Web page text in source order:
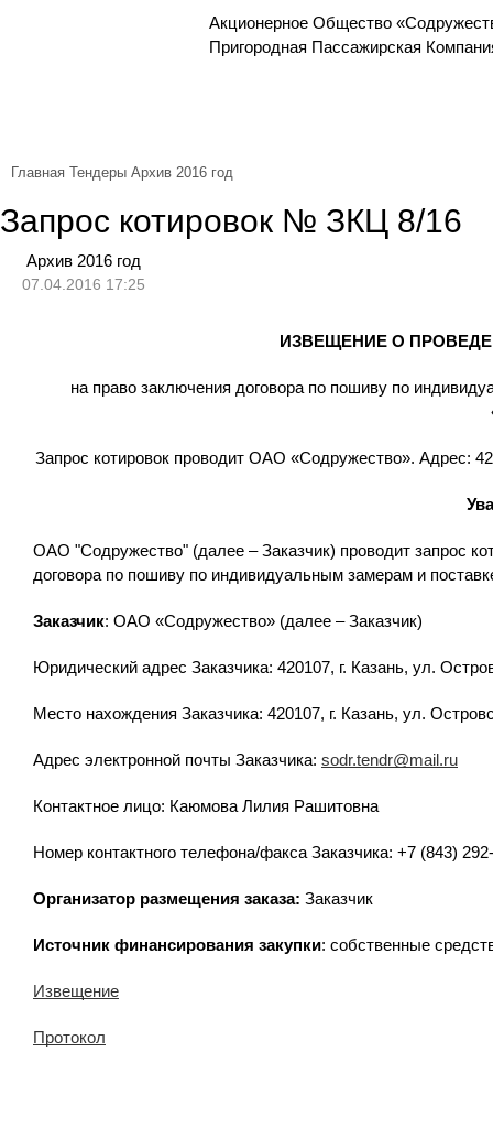
Акционерное Общество
Пригородная Пассажирская
Главная Тендеры Архив 2016 год
Запрос котировок № ЗКЦ 8/16
Архив 2016 год
07.04.2016 17:25
ИЗВЕЩЕНИЕ О
на право заключения договора по пошиву по
Запрос котировок проводит ОАО «Содружество». Адрес:
ОАО "Содружество" (далее – Заказчик) проводит запрос
договора по пошиву по индивидуальным замерам и
Заказчик: ОАО «Содружество» (далее – Заказчик)
Юридический адрес Заказчика: 420107, г. Казань, ул.
Место нахождения Заказчика: 420107, г. Казань, ул.
Адрес электронной почты Заказчика: sodr.tendr@mail.ru
Контактное лицо: Каюмова Лилия Рашитовна
Номер контактного телефона/факса Заказчика: +7 (843)
Организатор размещения заказа: Заказчик
Источник финансирования закупки: собственные
Извещение
Протокол